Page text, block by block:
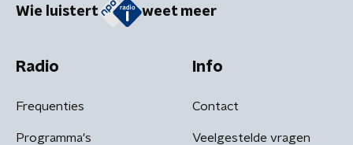
Wie luistert weet meer
Radio
Frequenties
Programma's
Info
Contact
Veelgestelde vragen